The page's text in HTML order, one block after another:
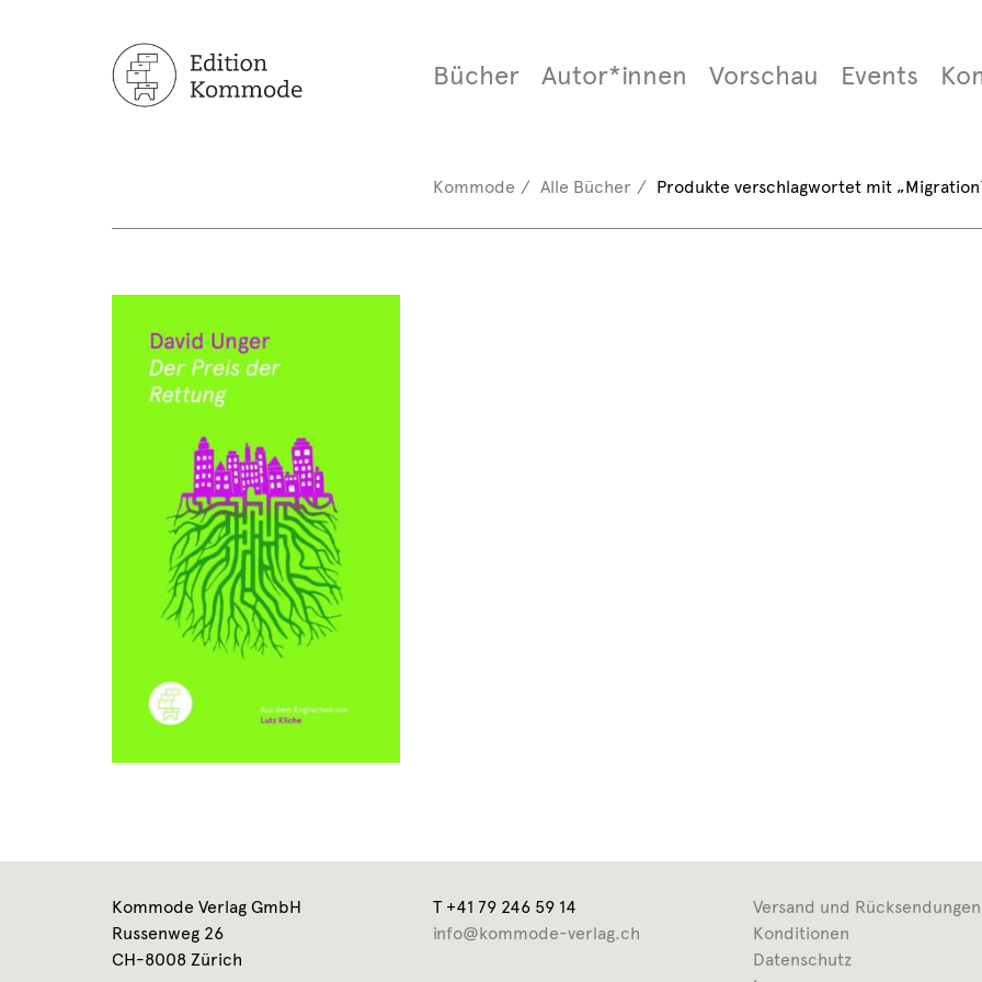
Bücher Autor*innen Vorschau Events
Kommode Alle Bücher Produkte verschlagwortet mit
Kommode Verlag GmbH
Russenweg 26
CH-8008 Zürich
T +41 79 246 59 14
info@kommode-verlag.ch
Versand und Rücksendungen
Konditionen
Datenschutz